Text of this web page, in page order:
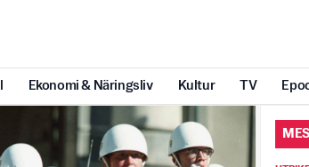
Ekonomi & Näringsliv Kultur TV